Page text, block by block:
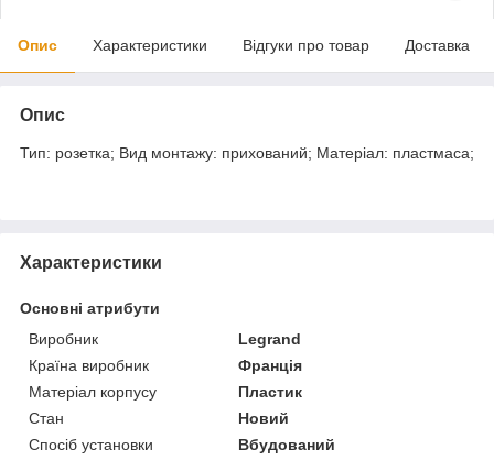
Опис Характеристики Відгуки про товар Доставка
Опис
Тип: розетка; Вид монтажу: прихований; Матеріал: пластмаса;
Характеристики
Основні атрибути
Виробник
Legrand
Країна виробник
Франція
Матеріал корпусу
Пластик
Стан
Новий
Спосіб установки
Вбудований